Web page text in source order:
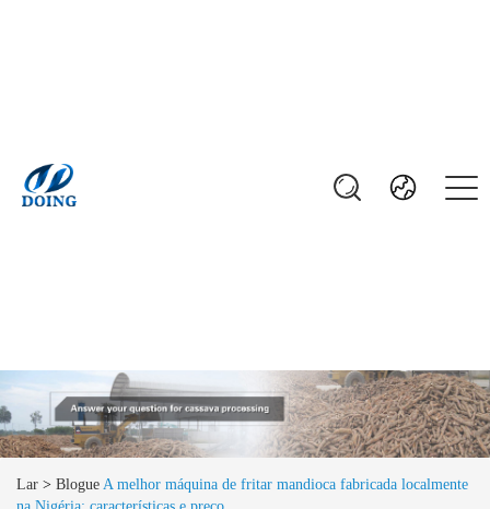
Lar > Blogue A melhor máquina de fritar mandioca fabricada localmente